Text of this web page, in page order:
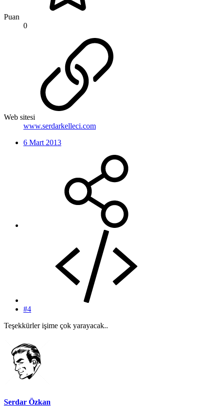
Puan
0
Web sitesi
www.serdarkelleci.com
6 Mart 2013
#4
Teşekkürler işime çok yarayacak..
Serdar Özkan